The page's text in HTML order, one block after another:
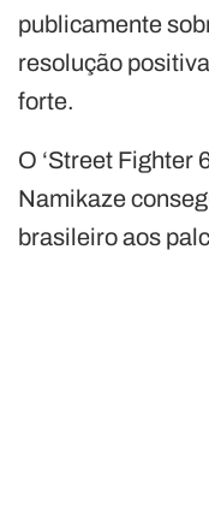
publicamente
resolução
forte.
O ‘Street Fighter
Namikaze
brasileiro aos